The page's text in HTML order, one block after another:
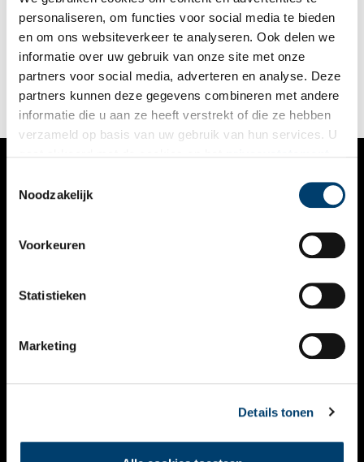
personaliseren, om functies voor social media te bieden
en om ons websiteverkeer te analyseren. Ook delen we
informatie over uw gebruik van onze site met onze
partners voor social media, adverteren en analyse. Deze
partners kunnen deze gegevens combineren met andere
informatie die u aan ze heeft verstrekt of die ze hebben
verzameld op basis van uw gebruik van hun services. U
Noodzakelijk
Voorkeuren
Statistieken
Marketing
Details tonen
en staat sindsdien in ons collectieve geheugen gegrift. Het
weemoedige lied over een grootvader en zijn kleinzoon wordt
nog steeds uit volle borst meegezongen. Maar wie schreef dit
lied en waarom? Ga met ons mee op reis naar de ‘goeie ouwe
tijd’, toen het IJsselmeer nog de Zuiderzee was.
VERHALEN
KALENDER
THEMA’S
VIDEO’S
CONTACT